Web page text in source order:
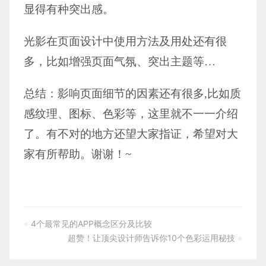
显得有种突出感。
光影在页面设计中使用方法及用处还有很
多，比如增强页面气氛、突出主题等…
总结：影响页面细节的因素还有很多,比如质
感纹理、图标、色彩等，这里就不一一介绍
了。有不对的地方还望大家指证，希望对大
家有所帮助。谢谢！~
« 4个最常见的APP概念区分及比较
超赞！让顶尖设计师告诉你10个色彩运用秘技 »